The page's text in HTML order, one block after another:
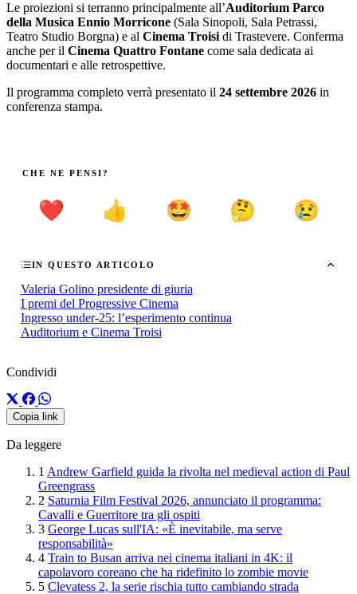
Le proiezioni si terranno principalmente all’Auditorium Parco
della Musica Ennio Morricone (Sala Sinopoli, Sala Petrassi,
Teatro Studio Borgna) e al Cinema Troisi di Trastevere. Conferma
anche per il Cinema Quattro Fontane come sala dedicata ai
documentari e alle retrospettive.
Il programma completo verrà presentato il 24 settembre 2026 in
conferenza stampa.
CHE NE PENSI?
❤️ 👍 🤩 🤔 😢
IN QUESTO ARTICOLO
Valeria Golino presidente di giuria
I premi del Progressive Cinema
Ingresso under-25: l’esperimento continua
Auditorium e Cinema Troisi
Condividi
Copia link
Da leggere
1 Andrew Garfield guida la rivolta nel medieval action di Paul
Greengrass
2 Saturnia Film Festival 2026, annunciato il programma:
Cavalli e Guerritore tra gli ospiti
3 George Lucas sull'IA: «È inevitabile, ma serve
responsabilità»
4 Train to Busan arriva nei cinema italiani in 4K: il
capolavoro coreano che ha ridefinito lo zombie movie
5 Clevatess 2, la serie rischia tutto cambiando strada